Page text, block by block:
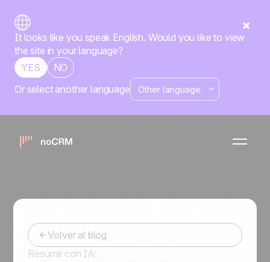
It looks like you speak English. Would you like to view
the site in your language?
YES
NO
Or select another language
Cierre de ventas Prospección
Tips para ser el mejor
agente inmobiliario
Volver al blog
Resumir con IA: